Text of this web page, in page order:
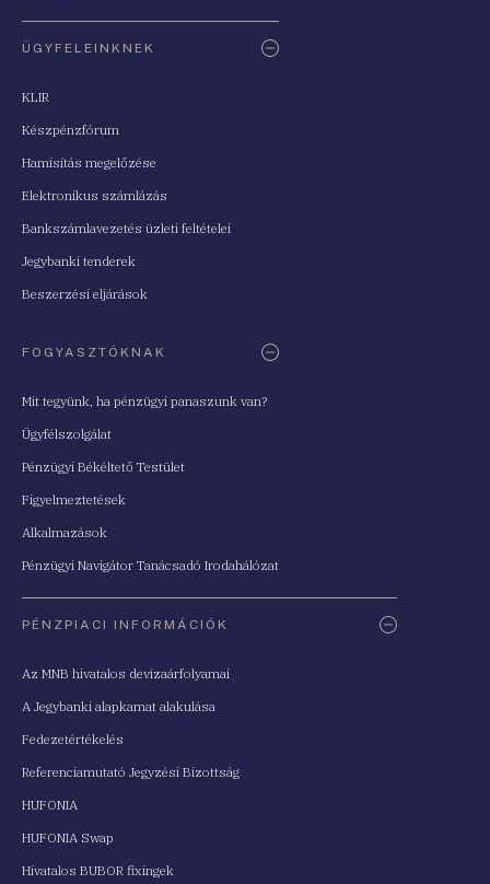
ÜGYFELEINKNEK
KLIR
Készpénzfórum
Hamisítás megelőzése
Elektronikus számlázás
Bankszámlavezetés üzleti feltételei
Jegybanki tenderek
Beszerzési eljárások
FOGYASZTÓKNAK
Mit tegyünk, ha pénzügyi panaszunk van?
Ügyfélszolgálat
Pénzügyi Békéltető Testület
Figyelmeztetések
Alkalmazások
Pénzügyi Navigátor Tanácsadó Irodahálózat
PÉNZPIACI INFORMÁCIÓK
Az MNB hivatalos devizaárfolyamai
A Jegybanki alapkamat alakulása
Fedezetértékelés
Referenciamutató Jegyzési Bizottság
HUFONIA
HUFONIA Swap
Hivatalos BUBOR fixingek